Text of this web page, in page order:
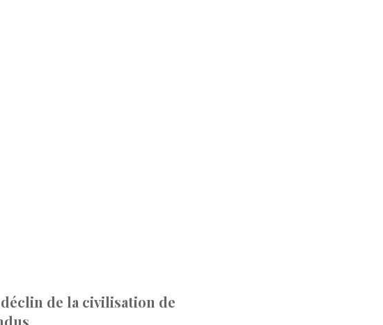
de la civilisation de